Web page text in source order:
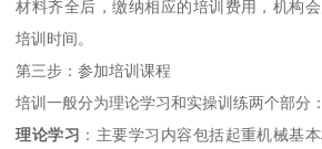
材料齐全后，缴纳相应的培训费用，机构
培训时间。
第三步：参加培训课程
培训一般分为理论学习和实操训练两个部分：
理论学习 ：主要学习内容包括起重机械基